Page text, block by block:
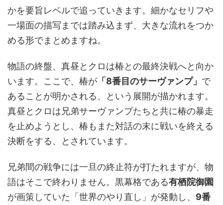
かを要旨レベルで追っていきます。細かなセリフや
一場面の描写までは踏み込まず、大きな流れをつか
める形でまとめますね。
物語の終盤、真昼とクロは椿との最終決戦へと向か
います。ここで、椿が 「8番目のサーヴァンプ」 で
あることが明かされる、という展開が描かれます。
真昼とクロは兄弟サーヴァンプたちと共に椿の暴走
を止めようとし、椿もまた対話の末に戦いを終える
決断をする、とされています。
兄弟間の戦争には一旦の終止符が打たれますが、物
語はそこで終わりません。黒幕格である有栖院御園
が画策していた「世界のやり直し」が発動し、 9番